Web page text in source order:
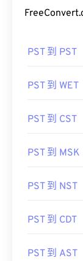
PST 到 PST
PST 到 WET
PST 到 CST
PST 到 MSK
PST 到 NST
PST 到 CDT
PST 到 AST